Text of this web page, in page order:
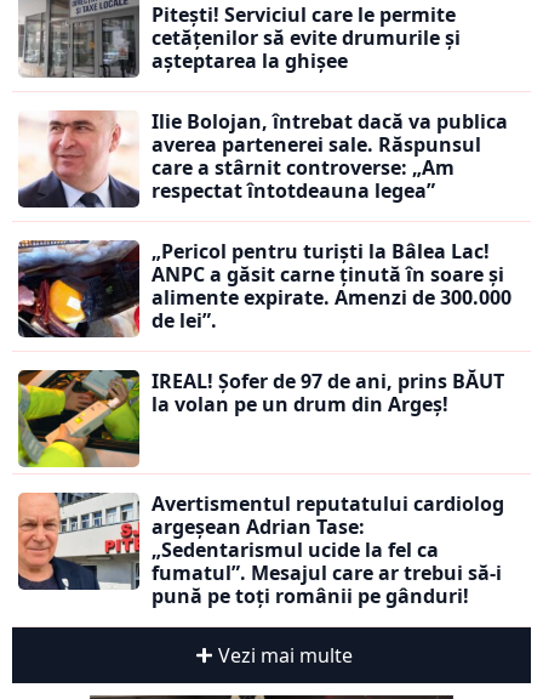
Pitești! Serviciul care le permite
cetățenilor să evite drumurile și
așteptarea la ghișee
Ilie Bolojan, întrebat dacă va publica
averea partenerei sale. Răspunsul
care a stârnit controverse: „Am
respectat întotdeauna legea”
„Pericol pentru turiști la Bâlea Lac!
ANPC a găsit carne ținută în soare și
alimente expirate. Amenzi de 300.000
de lei”.
IREAL! Șofer de 97 de ani, prins BĂUT
la volan pe un drum din Argeș!
Avertismentul reputatului cardiolog
argeșean Adrian Tase:
„Sedentarismul ucide la fel ca
fumatul”. Mesajul care ar trebui să-i
pună pe toți românii pe gânduri!
Vezi mai multe